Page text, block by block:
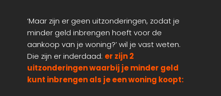
‘Maar zijn er geen uitzonderingen, zodat je
minder geld inbrengen hoeft voor de
aankoop van je woning?’ wil je vast weten.
Die zijn er inderdaad: er zijn 2
uitzonderingen waarbij je minder geld
kunt inbrengen als je een woning koopt: